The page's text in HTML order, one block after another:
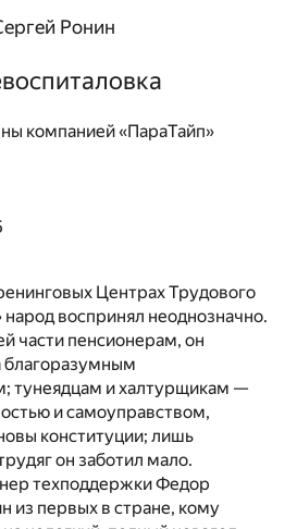
Ронин
компанией «ПараТайп»
Центрах Трудового
воспринял неоднозначно.
части пенсионерам, он
благоразумным
тунеядцам и халтурщикам —
и самоуправством,
конституции; лишь
он заботил мало.
техподдержки Федор
из первых в стране, кому